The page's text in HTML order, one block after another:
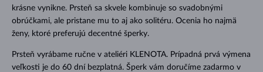
krásne vynikne. Prsteň sa skvele kombinuje so svadobnými
obrúčkami, ale pristane mu to aj ako solitéru. Ocenia ho najmä
ženy, ktoré preferujú decentné šperky.
Prsteň vyrábame ručne v ateliéri KLENOTA. Prípadná prvá výmena
veľkosti je do 60 dní bezplatná. Šperk vám doručíme zadarmo v